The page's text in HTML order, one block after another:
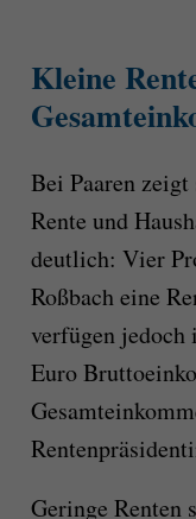
Kleine
Bei Paaren
Rente und
deutlich: Vier
Roßbach eine
verfügen jedoch
Euro
Geringe Renten